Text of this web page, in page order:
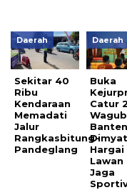
Daerah
Sekitar 40
Ribu
Kendaraan
Memadati
Jalur
Rangkasbitung-
Pandeglang
Daerah
Buka
Catur
Wagub
Banten
Hargai
Lawan
Jaga